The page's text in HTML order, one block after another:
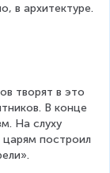
в архитектуре.
творят в это
В конце
На слуху
построил